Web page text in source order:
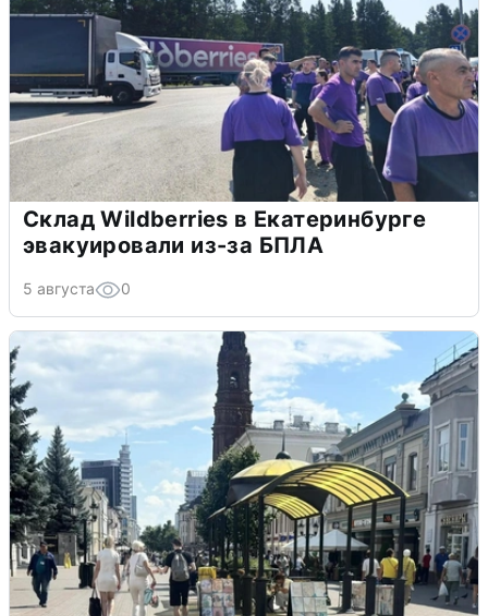
Склад Wildberries в Екатеринбурге
эвакуировали из-за БПЛА
5 августа 0